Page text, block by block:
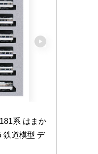
系 はまか
鉄道模型 デ